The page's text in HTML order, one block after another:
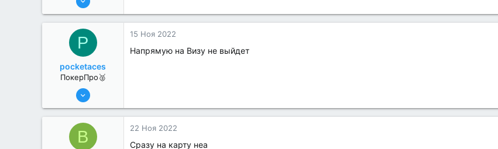
2
P
pocketaces
ПокерПро🥈
6 Июн 2022
3
15 Ноя 2022
Напрямую на Визу не выйдет
B 22 Ноя 2022
Сразу на карту неа